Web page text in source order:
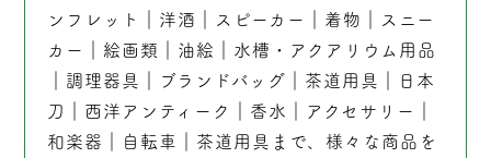
ンフレット
洋酒 スピーカー 着物
スニー
カー
絵画類 油絵
水槽・アクアリウム用品
調理器具 ブランドバッグ ｜茶道用具｜
日本
刀
西洋アンティーク 香水 アクセサリー
和楽器
自転車 茶道用具 まで、様々な商品を